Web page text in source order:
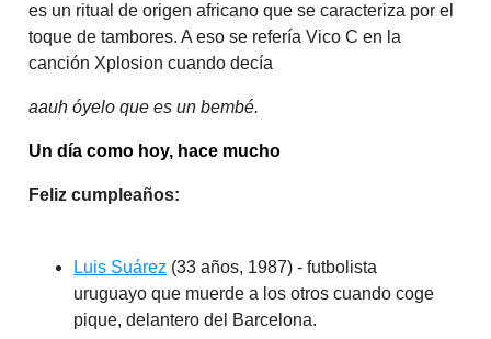
es un ritual de origen africano que se caracteriza por el
toque de tambores. A eso se refería Vico C en la
canción Xplosion cuando decía
aauh óyelo que es un bembé.
Un día como hoy, hace mucho
Feliz cumpleaños:
Luis Suárez (33 años, 1987) - futbolista
uruguayo que muerde a los otros cuando coge
pique, delantero del Barcelona.